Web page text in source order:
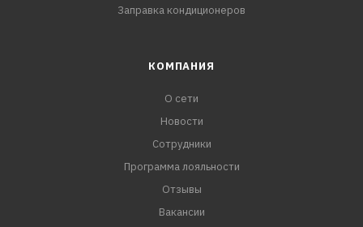
Заправка кондиционеров
КОМПАНИЯ
О сети
Новости
Сотрудники
Программа лояльности
Отзывы
Вакансии